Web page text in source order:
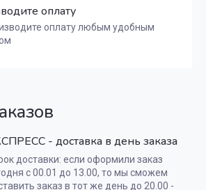
оплату
оплату любым удобным
- доставка в день заказа
доставки: если оформили заказ
с 00.01 до 13.00, то мы сможем
заказ в тот же день до 20.00 -